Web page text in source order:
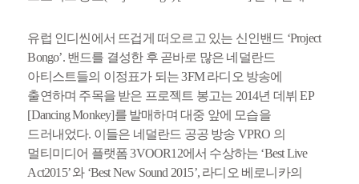
유럽 인디씬에서 뜨겁게 떠오르고 있는 신인밴드 ‘Project
Bongo’. 밴드를 결성한 후 곧바로 많은 네덜란드
아티스트들의 이정표가 되는 3FM 라디오 방송에
출연하며 주목을 받은 프로젝트 봉고는 2014년 데뷔 EP
[Dancing Monkey]를 발매하며 대중 앞에 모습을
드러내었다. 이들은 네덜란드 공공 방송 VPRO 의
멀티미디어 플랫폼 3VOOR12에서 수상하는 ‘Best Live
Act2015’ 와 ‘Best New Sound 2015’, 라디오 베로니카의